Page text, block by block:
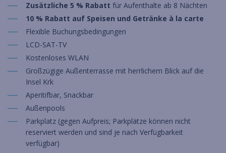
Zusätzliche 5 % Rabatt für Aufenthalte ab 8 Nächten
10 % Rabatt auf Speisen und Getränke à la carte
Flexible Buchungsbedingungen
LCD-SAT-TV
Kostenloses WLAN
Großzügige Außenterrasse mit herrlichem Blick auf die
Insel Krk
Aperitifbar, Snackbar
Außenpools
Parkplatz (gegen Aufpreis; Parkplätze können nicht
reserviert werden und sind je nach Verfügbarkeit
verfügbar)